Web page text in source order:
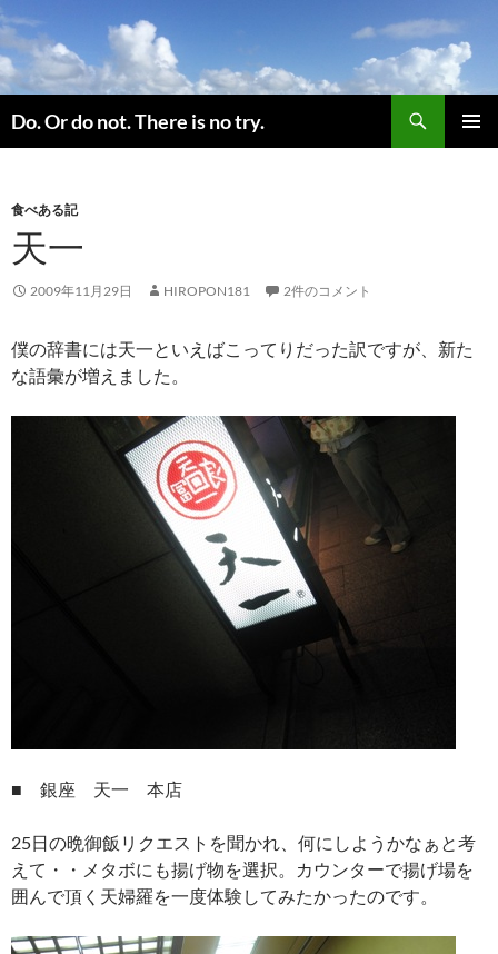
コ
ン
テ
ン
ツ
へ
キ
プ
Do. Or do not. There is no try.
索
食べある記
天一
2009年11月29日 HIROPON181 2件のコメント
僕の辞書には天一といえばこってりだった訳ですが、新た
な語彙が増えました。
■ 銀座 天一 本店
25日の晩御飯リクエストを聞かれ、何にしようかなぁと考
えて・・メタボにも揚げ物を選択。カウンターで揚げ場を
囲んで頂く天婦羅を一度体験してみたかったのです。